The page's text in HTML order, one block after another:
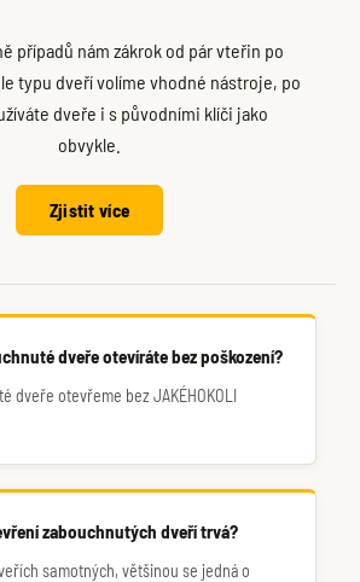
případů nám zákrok od pár vteřin po
typu dveří volíme vhodné nástroje, po
dveře i s původními klíči jako
obvykle.
Zjistit více
dveře otevíráte bez poškození?
dveře otevřeme bez JAKÉHOKOLI
zabouchnutých dveří trvá?
samotných, většinou se jedná o